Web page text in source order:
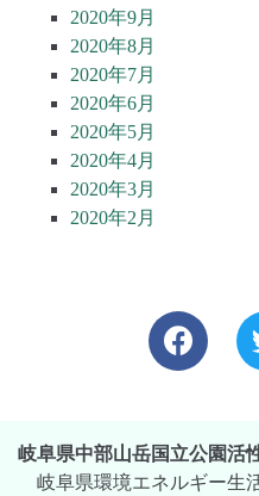
2020年9月
2020年8月
2020年7月
2020年6月
2020年5月
2020年4月
2020年3月
2020年2月
岐阜県中部山岳国立公園活
岐阜県環境エネルギー生